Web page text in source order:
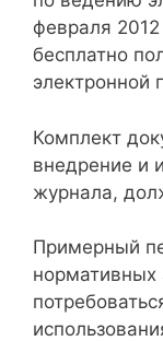
февраля
бесплатно
электронной
Комплект
внедрение и
журнала,
Примерный
нормативных